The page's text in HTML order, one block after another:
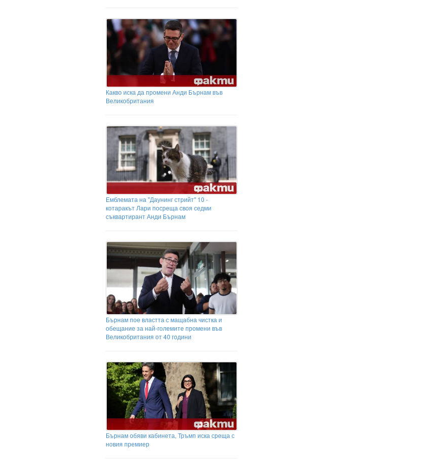
Какво иска да промени Анди Бърнам във
Великобритания
Емблемата на "Даунинг стрийт" 10 -
котаракът Лари посреща своя седми
съквартирант Анди Бърнам
Бърнам пое властта с мащабна чистка и
обещание за най-големите промени във
Великобритания от 40 години
Бърнам обяви кабинета, Тръмп иска среща с
новия премиер